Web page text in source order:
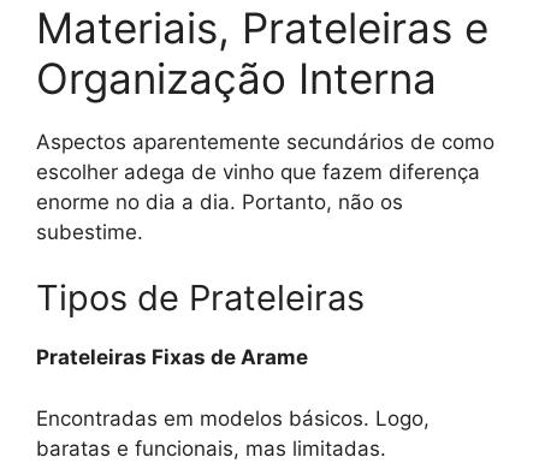
Materiais, Prateleiras e
Organização Interna
Aspectos aparentemente secundários de como
escolher adega de vinho que fazem diferença
enorme no dia a dia. Portanto, não os
subestime.
Tipos de Prateleiras
Prateleiras Fixas de Arame
Encontradas em modelos básicos. Logo,
baratas e funcionais, mas limitadas.